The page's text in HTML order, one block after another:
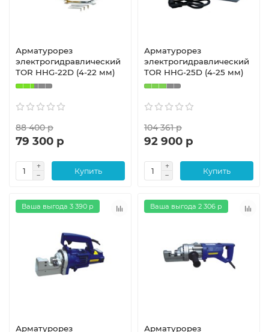
Арматурорез
электрогидравлический
TOR HHG-22D (4-22 мм)
88 400 р
79 300 р
Купить
Арматурорез
электрогидравлический
TOR HHG-25D (4-25 мм)
104 361 р
92 900 р
Купить
Ваша выгода 3 390 р
Арматурорез
Ваша выгода 2 306 р
Арматурорез